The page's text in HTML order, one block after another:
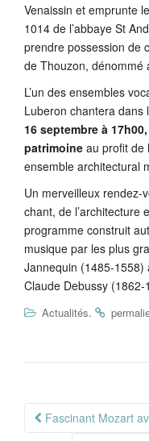
Venaissin et emprunte
1014 de l’abbaye St
prendre possession de
de Thouzon, dénommé
L’un des ensembles
Luberon chantera dans
16 septembre à
patrimoine au profit de
ensemble architectural
Un merveilleux rendez-
chant, de l’architecture
programme construit
musique par les plus
Jannequin (1485-
Claude Debussy
Actualités.
Navigation
Fascinant Mozart